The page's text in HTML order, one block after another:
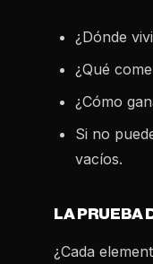
¿Dónde
¿Qué
¿Cómo
Si no
vacíos.
LA PRUEBA
¿Cada